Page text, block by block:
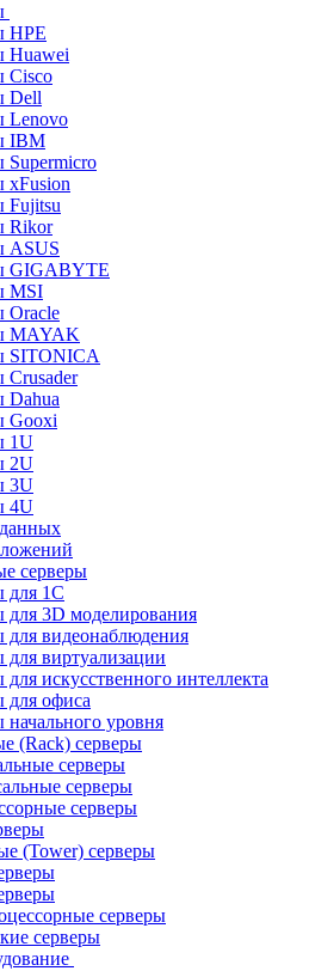
HPE
Huawei
Cisco
Dell
Lenovo
IBM
Supermicro
xFusion
Fujitsu
Rikor
ASUS
GIGABYTE
MSI
Oracle
MAYAK
SITONICA
Crusader
Dahua
Gooxi
1U
2U
3U
4U
серверы
для 1С
для 3D моделирования
для видеонаблюдения
для виртуализации
искусственного интеллекта
для офиса
начального уровня
(Rack) серверы
серверы
серверы
серверы
(Tower) серверы
серверы
серверы